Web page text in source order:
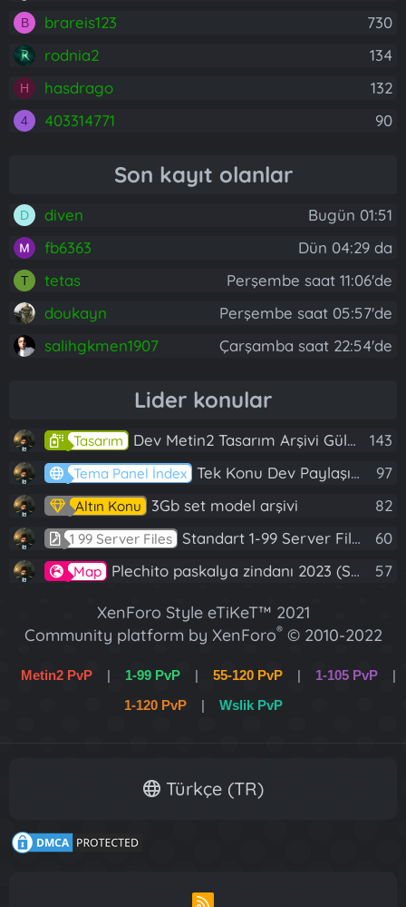
B brareis123
730
rodnia2
134
H hasdrago 132
4 403314771 90
Son kayıt olanlar
D diven
Bugün 01:51
fb6363
Dün 04:29 da
T tetas
Perşembe saat 11:06'de
doukayn
Perşembe saat 05:57'de
salihgkmen1907
Çarşamba saat 22:54'de
Lider konular
Tasarım Dev Metin2 Tasarım Arşivi Güle Güle Kullanın 143
Tema Panel İndex Tek Konu Dev Paylaşım 10 Adet Server Tanıtım İndex 97
Altın Konu 3Gb set model arşivi 82
1 99 Server Files Standart 1-99 Server Files 60
Map Plechito paskalya zindanı 2023 (Spring Sanctuary dungeon) 57
XenForo Style eTiKeT™ 2021
Community platform by XenForo® © 2010-2022
[XGT] Forum statistics system- XenGenTr
Metin2 PvP | 1-99 PvP | 55-120 PvP | 1-105 PvP
|
1-120 PvP
| Wslik PvP
Türkçe (TR)
R